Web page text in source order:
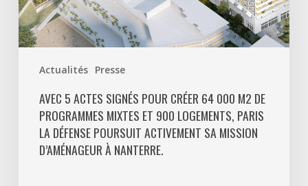
Actualités Presse
et
900
logements,
Défense
poursuit
activement
AVEC 5 ACTES SIGNÉS POUR CRÉER 64 000 M2 DE
PROGRAMMES MIXTES ET 900 LOGEMENTS, PARIS
LA DÉFENSE POURSUIT ACTIVEMENT SA MISSION
D’AMÉNAGEUR À NANTERRE.